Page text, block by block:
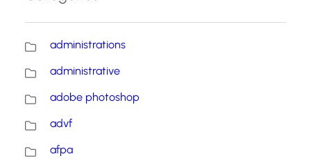
administrations
administrative
adobe photoshop
advf
afpa